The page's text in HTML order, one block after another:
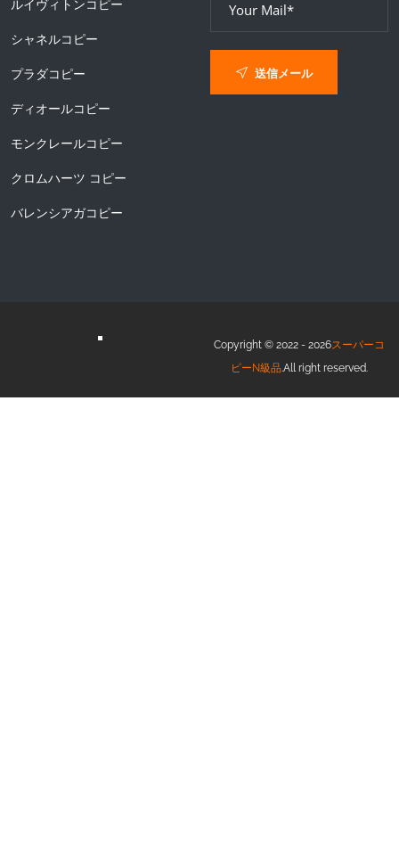
ルイヴィトンコピー
シャネルコピー
プラダコピー
ディオールコピー
モンクレールコピー
クロムハーツ コピー
バレンシアガコピー
送信メール
Copyright © 2022 - 2026スーパーコ
ピーN級品.All right reserved.